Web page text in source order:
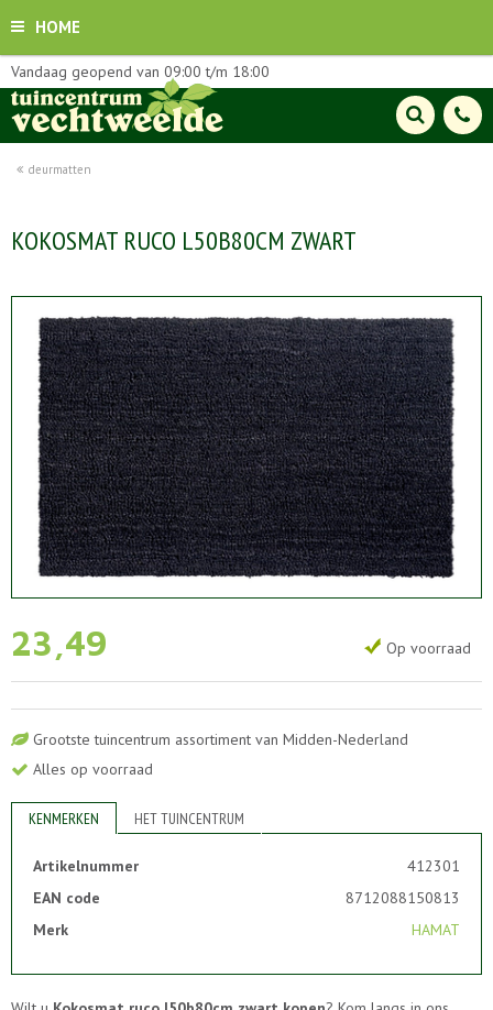
HOME
deurmatten
Vandaag geopend van 09:00 t/m 18:00
KOKOSMAT RUCO L50B80CM ZWART
23,49 Op voorraad
Grootste tuincentrum assortiment van Midden-Nederland
Alles op voorraad
KENMERKEN HET TUINCENTRUM
Artikelnummer
412301
EAN code
8712088150813
Merk
HAMAT